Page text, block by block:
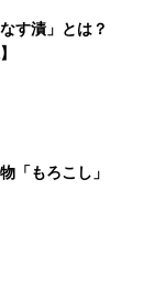
す漬」とは？
「もろこし」